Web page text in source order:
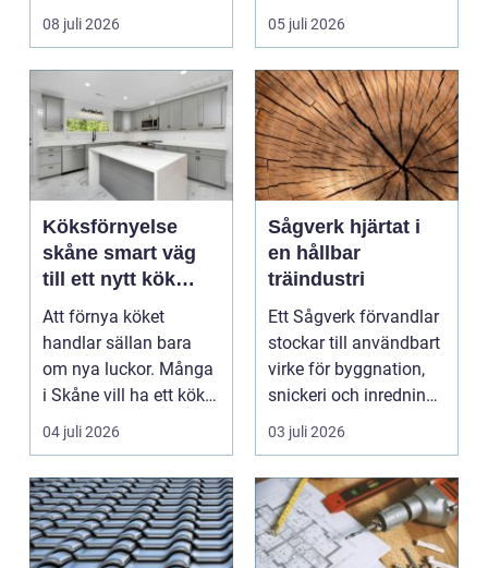
08 juli 2026
och förebyg...
05 juli 2026
Köksförnyelse
skåne smart väg
till ett nytt kök
utan helrenovering
Att förnya köket
handlar sällan bara
om nya luckor. Många
i Skåne vill ha ett kök
som fungerar bättr...
04 juli 2026
Sågverk hjärtat i
en hållbar
träindustri
Ett Sågverk förvandlar
stockar till användbart
virke för byggnation,
snickeri och inredning.
Här möt...
03 juli 2026